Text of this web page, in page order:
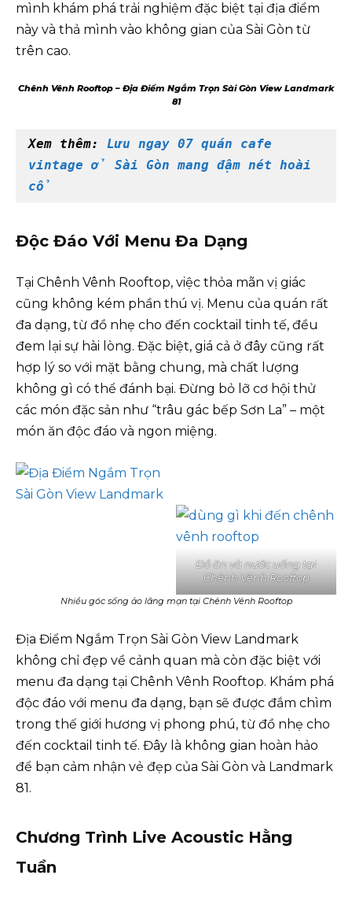
mình khám phá trải nghiệm đặc biệt tại địa điểm
này và thả mình vào không gian của Sài Gòn từ
trên cao.
Chênh Vênh Rooftop – Địa Điểm Ngắm Trọn Sài Gòn View Landmark
81
Xem thêm: Lưu ngay 07 quán cafe
vintage ở Sài Gòn mang đậm nét hoài
cổ
Độc Đáo Với Menu Đa Dạng
Tại Chênh Vênh Rooftop, việc thỏa mãn vị giác
cũng không kém phần thú vị. Menu của quán rất
đa dạng, từ đồ nhẹ cho đến cocktail tinh tế, đều
đem lại sự hài lòng. Đặc biệt, giá cả ở đây cũng rất
hợp lý so với mặt bằng chung, mà chất lượng
không gì có thể đánh bại. Đừng bỏ lỡ cơ hội thử
các món đặc sản như “trâu gác bếp Sơn La” – một
món ăn độc đáo và ngon miệng.
Đồ ăn và nước uống tại
Chênh Vênh Rooftop
Nhiều góc sống ảo lãng mạn tại Chênh Vênh Rooftop
Địa Điểm Ngắm Trọn Sài Gòn View Landmark
không chỉ đẹp về cảnh quan mà còn đặc biệt với
menu đa dạng tại Chênh Vênh Rooftop. Khám phá
độc đáo với menu đa dạng, bạn sẽ được đắm chìm
trong thế giới hương vị phong phú, từ đồ nhẹ cho
đến cocktail tinh tế. Đây là không gian hoàn hảo
để bạn cảm nhận vẻ đẹp của Sài Gòn và Landmark
81.
Chương Trình Live Acoustic Hằng
Tuần